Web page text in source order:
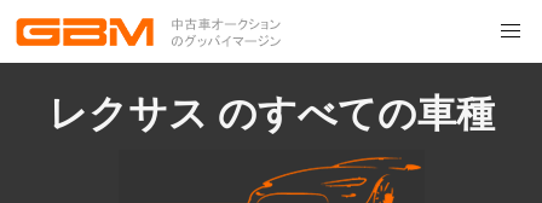
レクサス のすべての車種